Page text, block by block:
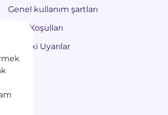
Genel kullanım şartları
Satış Koşulları
Hukuki Uyarılar